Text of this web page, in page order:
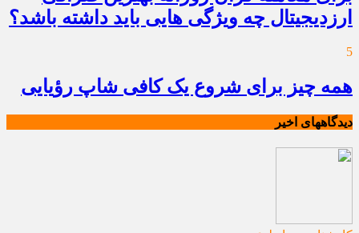
ارزدیجیتال چه ویژگی هایی باید داشته باشد؟
5
همه چیز برای شروع یک کافی شاپ رؤیایی
دیدگاههای اخیر